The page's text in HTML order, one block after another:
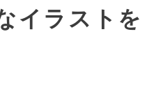
イラストを